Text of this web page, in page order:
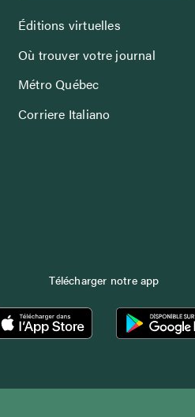
Éditions virtuelles
Où trouver votre journal
Métro Québec
Corriere Italiano
Télécharger notre app